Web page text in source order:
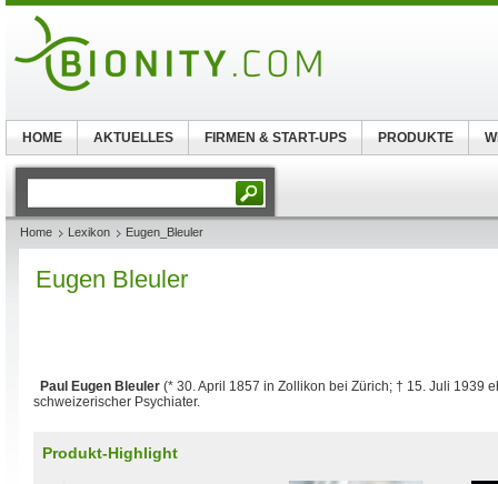
Home Lexikon Eugen_Bleuler
Eugen Bleuler
Paul Eugen Bleuler (* 30. April 1857 in Zollikon bei Zürich; † 15. Juli 1939
schweizerischer Psychiater.
Produkt-Highlight
HOME AKTUELLES FIRMEN & START-UPS PRODUKTE